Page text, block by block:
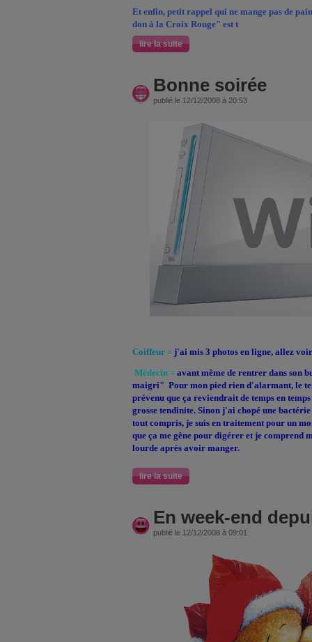
Et enfin, petit rappel qui ne mange pas de
don à la Croix Rouge" est t
lire la suite
Bonne soirée
publié le 12/12/2008 à 20:53
Coiffeur = j'ai mis 3 photos en ligne, allez
Médecin = avant même de rentrer dans son
maigri" Pour mon pied rien d'alarmant, le
prévenu que ça reviendrait de temps en
grosse tendinite. Sinon j'ai chopé une
tout compris, je suis en traitement pour un
que ça me gêne pour digérer et je comprend
lourde après avoir manger.
lire la suite
En week-end
publié le 12/12/2008 à 09:01